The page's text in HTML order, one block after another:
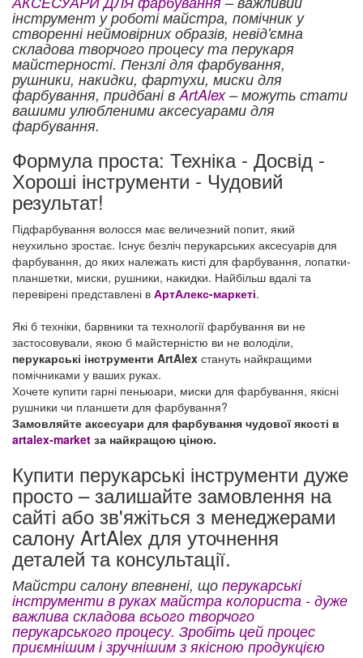
інструмент у роботі майстра, помічник у
створенні неймовірних образів, невід'ємна
складова творчого процесу та перукаря
майстерності. Пензлі для фарбування,
рушники, накидки, фартухи, миски для
фарбування, придбані вArtAlex– можуть стати
вашими улюбленими аксесуарами для
фарбування.
Формула проста: Техніка - Досвід -
Хороші інструменти - Чудовий
результат!
Підфарбування волосся має величезний попит, який
неухильно зростає. Існує безліч перукарських аксесуарів для
фарбування, до яких належать кисті для фарбування, лопатки-
планшетки, миски, рушники, накидки. Найбільш вдалі та
перевірені представлені в АртАлекс-маркеті.
Які б техніки, барвники та технології фарбування ви не
застосовували, якою б майстерністю ви не володіли,
перукарські інструменти ArtAlex стануть найкращими
помічниками у ваших руках.
Хочете купити гарні пеньюари, миски для фарбування, якісні
рушники чи планшети для фарбування?
Замовляйте аксесуари для фарбування чудової якості в
artalex-market за найкращою ціною.
Купити перукарські інструменти дуже
просто – залишайте замовлення на
сайті або зв'яжіться з менеджерами
салону ArtAlex для уточнення
деталей та консультації.
Майстри салону впевнені, що перукарські
інструменти в руках майстра колориста - дуже
важлива складова всього творчого
перукарського процесу. Зробіть цей процес
приємнішим і зручнішим з якісною продукцією